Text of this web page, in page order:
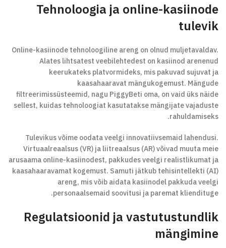
Tehnoloogia ja online-kasiinode
tulevik
Online-kasiinode tehnoloogiline areng on olnud muljetavaldav.
Alates lihtsatest veebilehtedest on kasiinod arenenud
keerukateks platvormideks, mis pakuvad sujuvat ja
kaasahaaravat mängukogemust. Mängude
filtreerimissüsteemid, nagu PiggyBeti oma, on vaid üks näide
sellest, kuidas tehnoloogiat kasutatakse mängijate vajaduste
rahuldamiseks.
Tulevikus võime oodata veelgi innovatiivsemaid lahendusi.
Virtuaalreaalsus (VR) ja liitreaalsus (AR) võivad muuta meie
arusaama online-kasiinodest, pakkudes veelgi realistlikumat ja
kaasahaaravamat kogemust. Samuti jätkub tehisintellekti (AI)
areng, mis võib aidata kasiinodel pakkuda veelgi
personaalsemaid soovitusi ja paremat kliendituge.
Regulatsioonid ja vastutustundlik
mängimine